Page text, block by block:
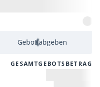
Gebot abgeben
GESAMTGEBOTSBETRAG